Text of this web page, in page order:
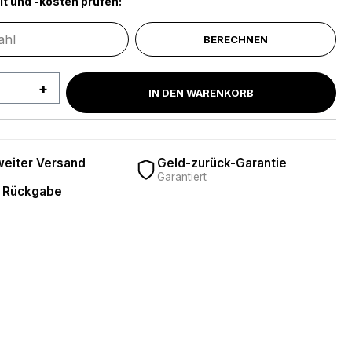
BERECHNEN
Anzahl: Gib den gewünschten Wert
IN DEN WARENKORB
Versand Geld-zurück-Garantie
Garantiert